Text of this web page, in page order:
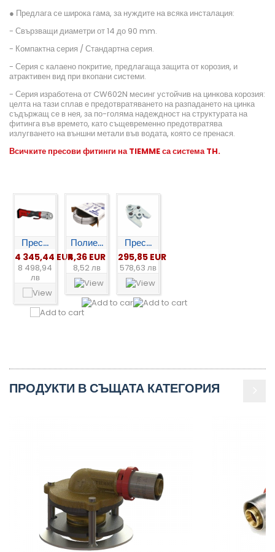
● Предлага се широка гама, за нуждите на всяка инсталация:
- Свързващи диаметри от 14 до 90 mm.
- Компактна серия / Стандартна серия.
- Серия с калаено покритие, предлагаща защита от корозия, и
атрактивен вид при вкопани системи.
- Серия изработена от CW602N месинг устойчив на цинкова корозия:
целта на тази сплав е предотвратяването на разпадането на цинка
съдържащ се в нея, за по-голяма надеждност на структурата на
фитинга във времето, като същевременно предотвратява
излугването на външни метали във водата, която се пренася.
Всичките пресови фитинги на TIEMMEса система TH.
Прес...
4 345,44 EUR
8 498,94
лв
Полие...
4,36 EUR
8,52 лв
Прес...
295,85 EUR
578,63 лв
ПРОДУКТИ В СЪЩАТА КАТЕГОРИЯ